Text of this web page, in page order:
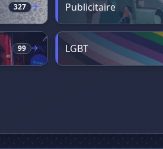
327 Publicitaire
99 LGBT